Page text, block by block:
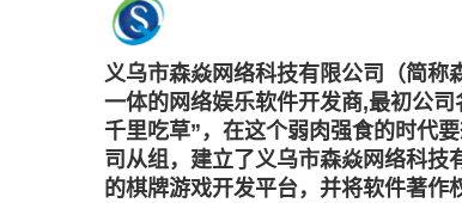
义乌市森焱网络科技有限公司（简称
一体的网络娱乐软件开发商,最初公司
千里吃草”，在这个弱肉强食的时代
司从组，建立了义乌市森焱网络科技
的棋牌游戏开发平台，并将软件著作